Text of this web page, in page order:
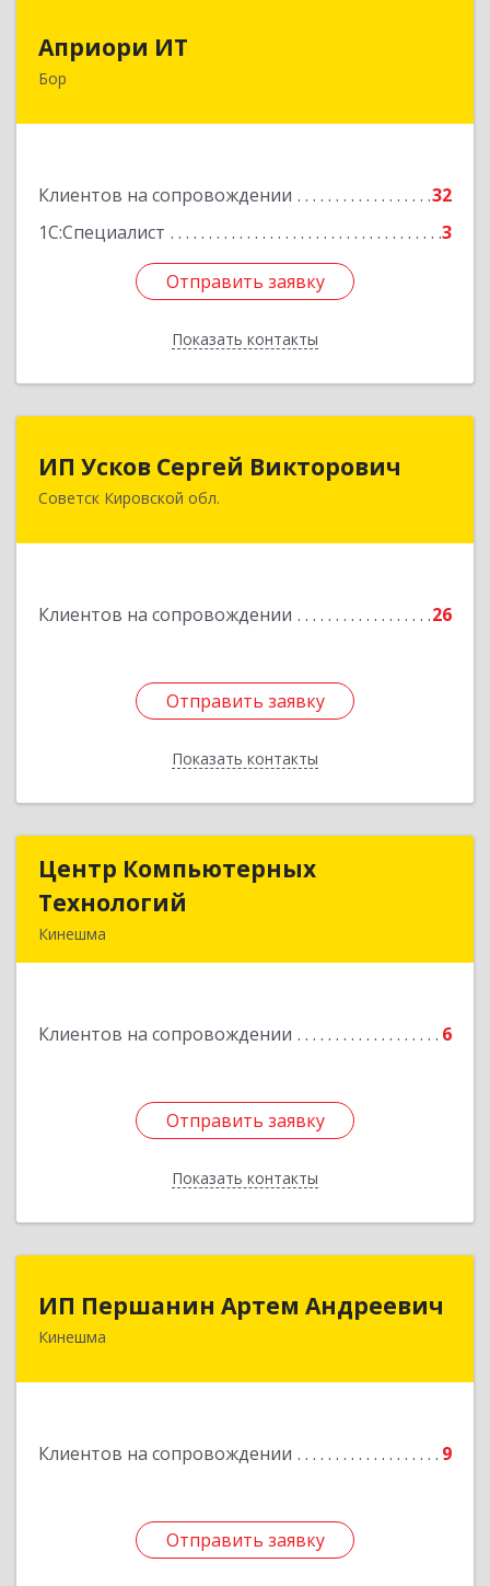
Априори ИТ
Бор
Клиентов на сопровождении
32
1С:Специалист
3
Отправить заявку
Показать контакты
606446, Нижегородская обл, Бор г, Красногорка
Отправить заявку
Назад
ИП Усков Сергей Викторович
Советск Кировской обл.
Клиентов на сопровождении 26
Отправить заявку
Показать контакты
ИП Усков Сергей Викторович
613340, Кировская обл, Советск г, Дружбы ул,
Отправить заявку
Назад
Центр Компьютерных
Технологий
Кинешма
Клиентов на сопровождении 6
Отправить заявку
Показать контакты
Центр Компьютерных
Подробнее
Отправить заявку
Назад
ИП Першанин Артем Андреевич
Кинешма
Клиентов на сопровождении 9
Отправить заявку
Отправить заявку